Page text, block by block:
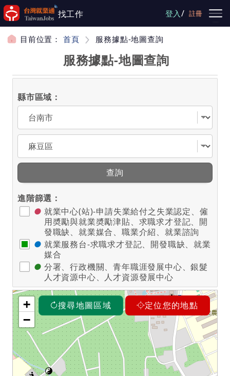
跳到主要內容
找工作 登入/ 註冊
目前位置： 首頁 服務據點-地圖查詢
服務據點-地圖查詢
縣市區域：
選擇縣市
選擇區域
查詢
進階篩選：
● 就業中心(站)-申請失業給付之失業認定、僱
用奬勵與就業奬勵津貼、求職求才登記、開
發職缺、就業媒合、職業介紹、就業諮詢
● 就業服務台-求職求才登記、開發職缺、就業
媒合
● 分署、行政機關、青年職涯發展中心、銀髮
人才資源中心、人才資源發展中心
搜尋地圖區域 定位您的地點
+
−